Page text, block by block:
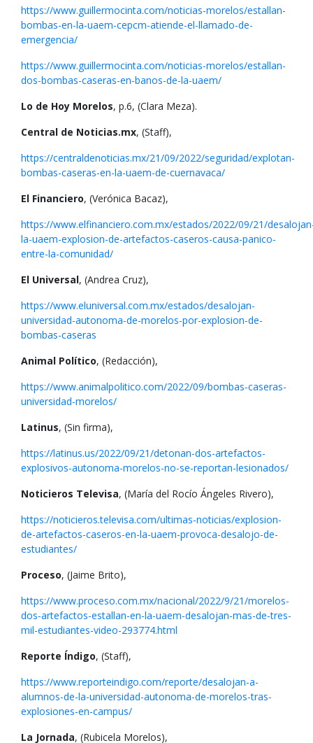
https://www.guillermocinta.com/noticias-morelos/estallan-
bombas-en-la-uaem-cepcm-atiende-el-llamado-de-
emergencia/
https://www.guillermocinta.com/noticias-morelos/estallan-
dos-bombas-caseras-en-banos-de-la-uaem/
Lo de Hoy Morelos, p.6, (Clara Meza).
Central de Noticias.mx, (Staff),
https://centraldenoticias.mx/21/09/2022/seguridad/explotan-
bombas-caseras-en-la-uaem-de-cuernavaca/
El Financiero, (Verónica Bacaz),
https://www.elfinanciero.com.mx/estados/2022/09/21/
la-uaem-explosion-de-artefactos-caseros-causa-panico-
entre-la-comunidad/
El Universal, (Andrea Cruz),
https://www.eluniversal.com.mx/estados/desalojan-
universidad-autonoma-de-morelos-por-explosion-de-
bombas-caseras
Animal Político, (Redacción),
https://www.animalpolitico.com/2022/09/bombas-caseras-
universidad-morelos/
Latinus, (Sin firma),
https://latinus.us/2022/09/21/detonan-dos-artefactos-
explosivos-autonoma-morelos-no-se-reportan-lesionados/
Noticieros Televisa, (María del Rocío Ángeles Rivero),
https://noticieros.televisa.com/ultimas-noticias/explosion-
de-artefactos-caseros-en-la-uaem-provoca-desalojo-de-
estudiantes/
Proceso, (Jaime Brito),
https://www.proceso.com.mx/nacional/2022/9/21/morelos-
dos-artefactos-estallan-en-la-uaem-desalojan-mas-de-tres-
mil-estudiantes-video-293774.html
Reporte Índigo, (Staff),
https://www.reporteindigo.com/reporte/desalojan-a-
alumnos-de-la-universidad-autonoma-de-morelos-tras-
explosiones-en-campus/
La Jornada, (Rubicela Morelos),